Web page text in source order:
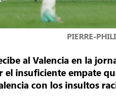
PIERRE-
al Valencia en la
insuficiente empate
con los insultos